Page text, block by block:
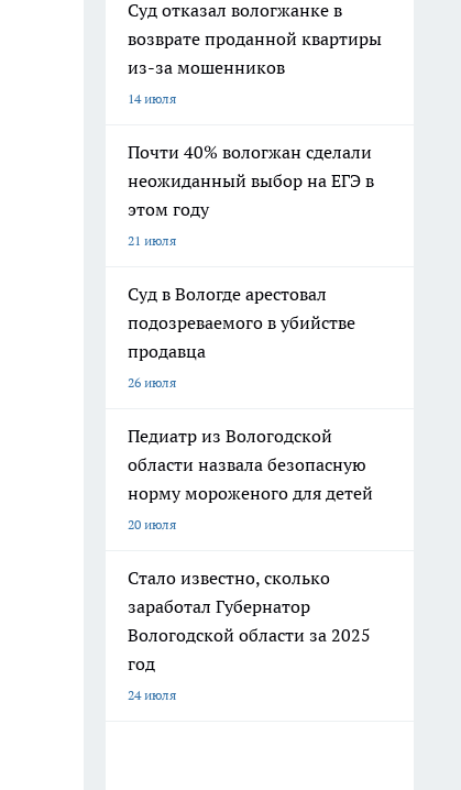
Суд отказал вологжанке в
возврате проданной квартиры
из-за мошенников
14 июля
Почти 40% вологжан сделали
неожиданный выбор на ЕГЭ в
этом году
21 июля
Суд в Вологде арестовал
подозреваемого в убийстве
продавца
26 июля
Педиатр из Вологодской
области назвала безопасную
норму мороженого для детей
20 июля
Стало известно, сколько
заработал Губернатор
Вологодской области за 2025
год
24 июля